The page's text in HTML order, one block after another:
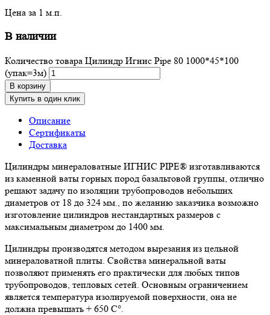
Цена за 1 м.п.
В наличии
Количество товара Цилиндр Игнис Pipe 80 1000*45*100
(упак=3м)
В корзину
Купить в один клик
Описание
Сертификаты
Доставка
Цилиндры минераловатные ИГНИС PIPE® изготавливаются
из каменной ваты горных пород базальтовой группы, отлично
решают задачу по изоляции трубопроводов небольших
диаметров от 18 до 324 мм., по желанию заказчика возможно
изготовление цилиндров нестандартных размеров с
максимальным диаметром до 1400 мм.
Цилиндры производятся методом вырезания из цельной
минераловатной плиты. Свойства минеральной ваты
позволяют применять его практически для любых типов
трубопроводов, тепловых сетей. Основным ограничением
является температура изолируемой поверхности, она не
должна превышать + 650 C°.